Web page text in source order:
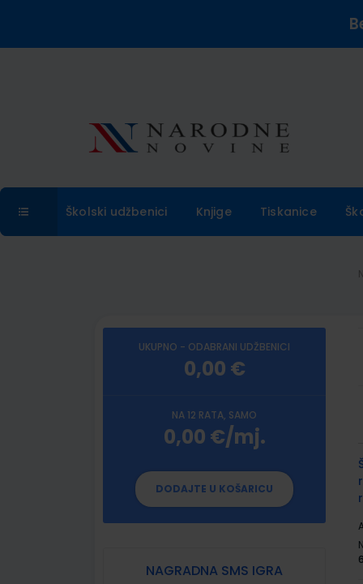
Školski udžbenici Knjige Tiskanice
UKUPNO - ODABRANI UDŽBENICI
0,00 €
NA 12 RATA, SAMO
0,00 €/mj.
DODAJTE U KOŠARICU
NAGRADNA SMS IGRA